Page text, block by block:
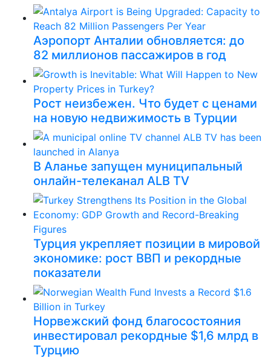
Аэропорт Анталии обновляется: до
82 миллионов пассажиров в год
Рост неизбежен. Что будет с ценами
на новую недвижимость в Турции
В Аланье запущен муниципальный
онлайн-телеканал ALB TV
Турция укрепляет позиции в мировой
экономике: рост ВВП и рекордные
показатели
Норвежский фонд благосостояния
инвестировал рекордные $1,6 млрд в
Турцию